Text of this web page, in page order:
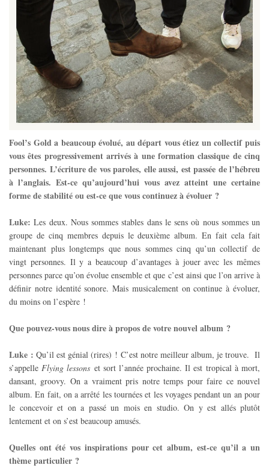
Fool’s Gold a beaucoup évolué, au départ vous étiez un collectif puis
vous êtes progressivement arrivés à une formation classique de cinq
personnes. L’écriture de vos paroles, elle aussi, est passée de l’hébreu
à l’anglais. Est-ce qu’aujourd’hui vous avez atteint une certaine
forme de stabilité ou est-ce que vous continuez à évoluer ?
Luke: Les deux. Nous sommes stables dans le sens où nous sommes un
groupe de cinq membres depuis le deuxième album. En fait cela fait
maintenant plus longtemps que nous sommes cinq qu’un collectif de
vingt personnes. Il y a beaucoup d’avantages à jouer avec les mêmes
personnes parce qu’on évolue ensemble et que c’est ainsi que l’on arrive à
définir notre identité sonore. Mais musicalement on continue à évoluer,
du moins on l’espère !
Que pouvez-vous nous dire à propos de votre nouvel album ?
Luke : Qu’il est génial (rires) ! C’est notre meilleur album, je trouve. Il
s’appelleFlying lessons et sort l’année prochaine. Il est tropical à mort,
dansant, groovy. On a vraiment pris notre temps pour faire ce nouvel
album. En fait, on a arrêté les tournées et les voyages pendant un an pour
le concevoir et on a passé un mois en studio. On y est allés plutôt
lentement et on s’est beaucoup amusés.
Quelles ont été vos inspirations pour cet album, est-ce qu’il a un
thème particulier ?